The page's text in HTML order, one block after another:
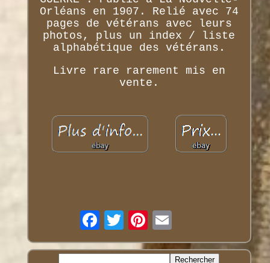
Orléans en 1907. Relié avec 74
pages de vétérans avec leurs
photos, plus un index / liste
alphabétique des vétérans.
Livre rare rarement mis en
vente.